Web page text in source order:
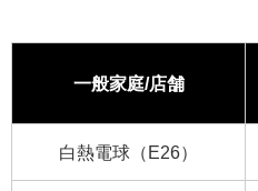
一般家庭/店舗
白熱電球（E26）